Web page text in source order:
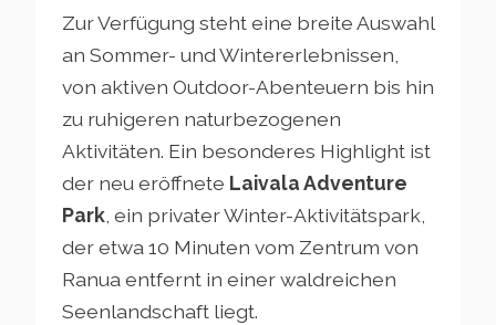
Zur Verfügung steht eine breite Auswahl
an Sommer- und Wintererlebnissen,
von aktiven Outdoor-Abenteuern bis hin
zu ruhigeren naturbezogenen
Aktivitäten. Ein besonderes Highlight ist
der neu eröffnete Laivala Adventure
Park , ein privater Winter-Aktivitätspark,
der etwa 10 Minuten vom Zentrum von
Ranua entfernt in einer waldreichen
Seenlandschaft liegt.